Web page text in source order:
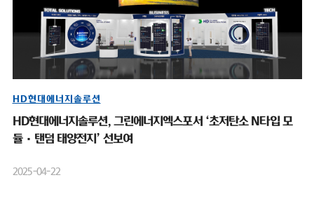
HD현대에너지솔루션
HD현대에너지솔루션, 그린에너지엑스포서 ‘초저탄소 N타입 모
듈·탠덤 태양전지’ 선보여
2025-04-22